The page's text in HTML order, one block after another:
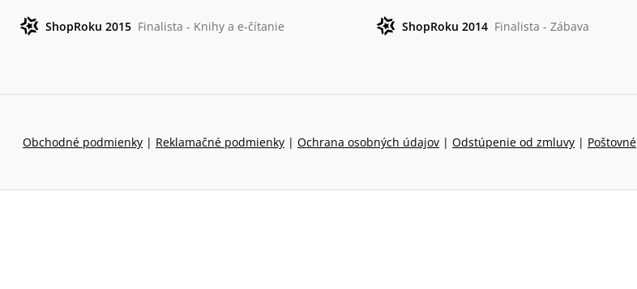
ShopRoku 2015 Finalista - Knihy a e-čítanie ShopRoku 2014 Finalista - Zábava
Obchodné podmienky | Reklamačné podmienky | Ochrana osobných údajov | Odstúpenie od zmluvy | Poštovné